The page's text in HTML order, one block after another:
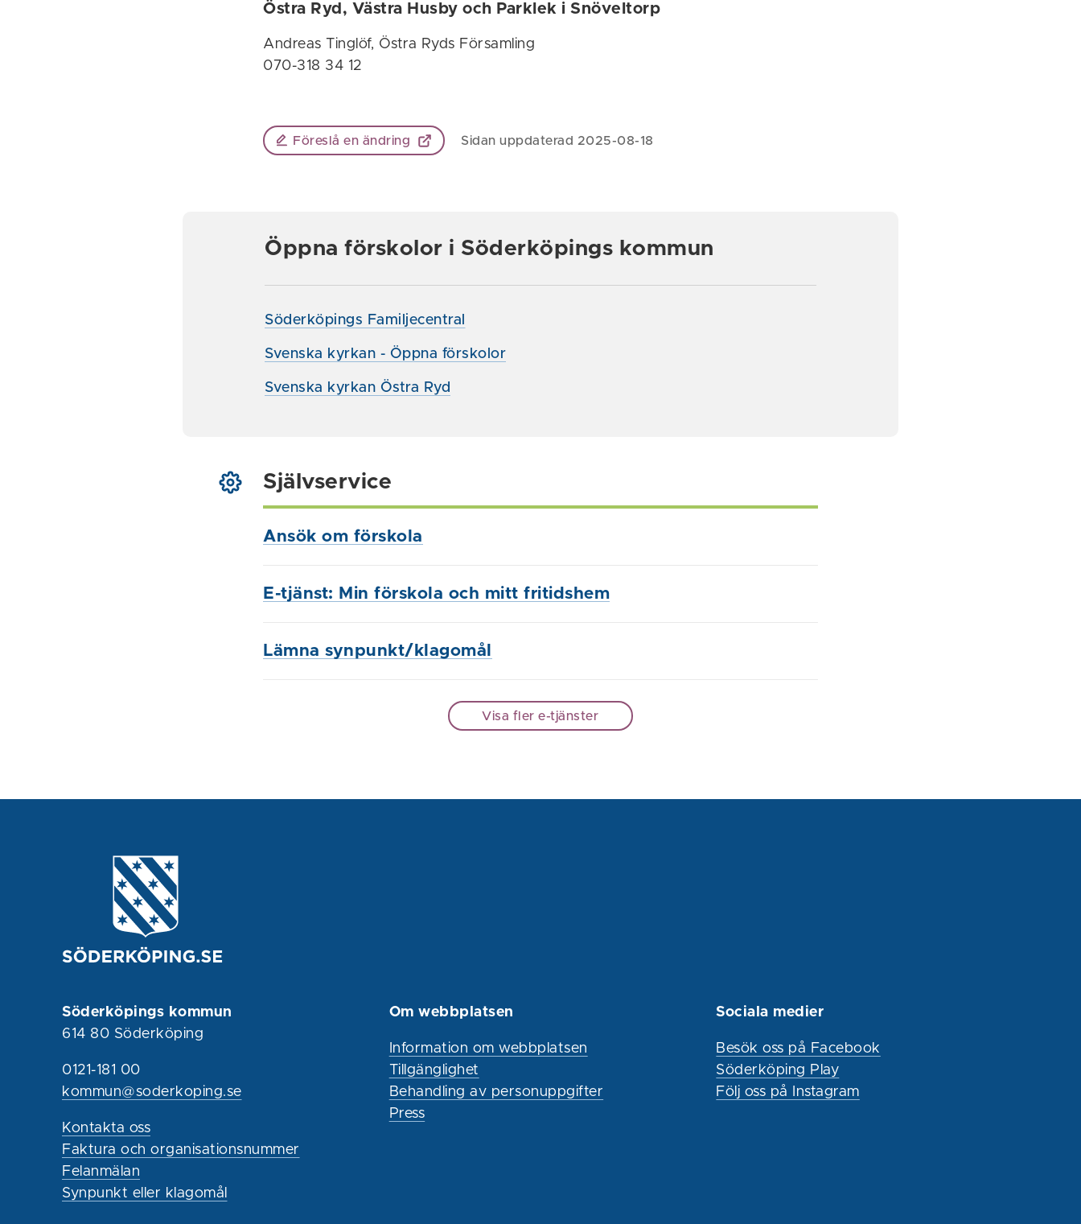
Östra Ryd, Västra Husby och Parklek i Snöveltorp
Andreas Tinglöf, Östra Ryds Församling
070-318 34 12
Föreslå en ändring Sidan uppdaterad 2025-08-18
Öppna förskolor i Söderköpings kommun
Söderköpings Familjecentral
Svenska kyrkan - Öppna förskolor
Svenska kyrkan Östra Ryd
Självservice
Ansök om förskola
E-tjänst: Min förskola och mitt fritidshem
Lämna synpunkt/klagomål
Visa fler e-tjänster
Söderköpings kommun
614 80 Söderköping
0121-181 00
kommun@soderkoping.se
Kontakta oss
Faktura och organisationsnummer
Felanmälan
Synpunkt eller klagomål
Om webbplatsen
Information om webbplatsen
Tillgänglighet
Behandling av personuppgifter
Press
Sociala medier
Besök oss på Facebook
Söderköping Play
Följ oss på Instagram